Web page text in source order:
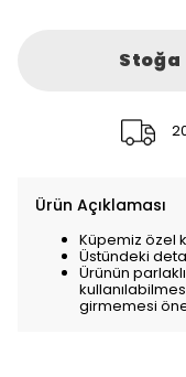
Stoğa
Ürün Açıklaması
Küpemiz özel
Üstündeki
Ürünün
girmemesi